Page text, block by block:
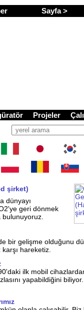
Sayfa >
Projeler
şirket)
dünyayı
geri dönmek
bir gelişme olduğunu
hareketiz.
ilk mobil
yapabildiğini